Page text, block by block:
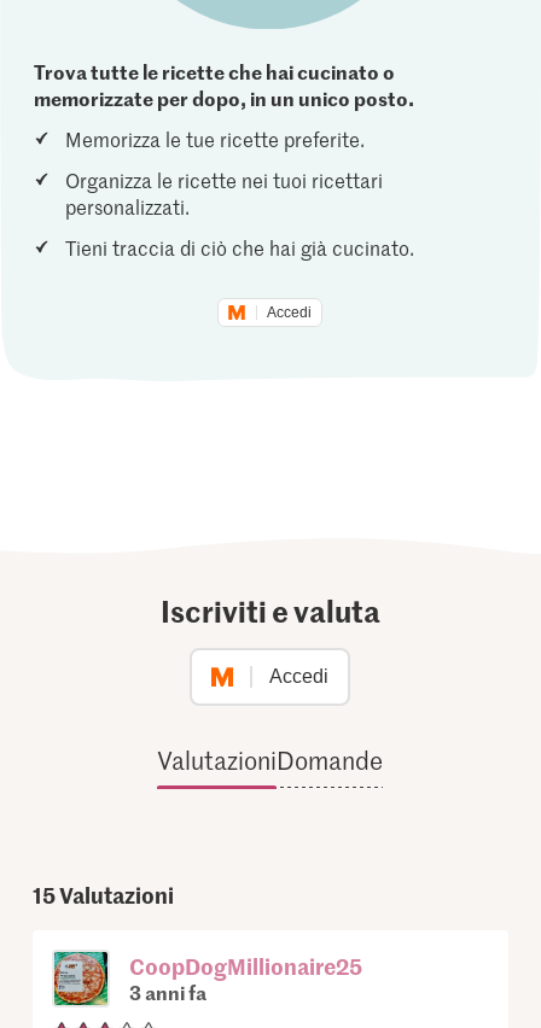
Trova tutte le ricette che hai cucinato o
memorizzate per dopo, in un unico posto.
Memorizza le tue ricette preferite.
Organizza le ricette nei tuoi ricettari
personalizzati.
Tieni traccia di ciò che hai già cucinato.
Accedi
Iscriviti e valuta
Accedi
ValutazioniDomande
15Valutazioni
CoopDogMillionaire25
3 anni fa